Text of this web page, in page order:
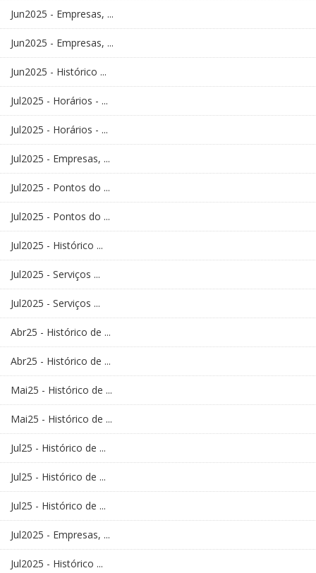
Jun2025 - Empresas, ...
Jun2025 - Empresas, ...
Jun2025 - Histórico ...
Jul2025 - Horários - ...
Jul2025 - Horários - ...
Jul2025 - Empresas, ...
Jul2025 - Pontos do ...
Jul2025 - Pontos do ...
Jul2025 - Histórico ...
Jul2025 - Serviços ...
Jul2025 - Serviços ...
Abr25 - Histórico de ...
Abr25 - Histórico de ...
Mai25 - Histórico de ...
Mai25 - Histórico de ...
Jul25 - Histórico de ...
Jul25 - Histórico de ...
Jul25 - Histórico de ...
Jul2025 - Empresas, ...
Jul2025 - Histórico ...